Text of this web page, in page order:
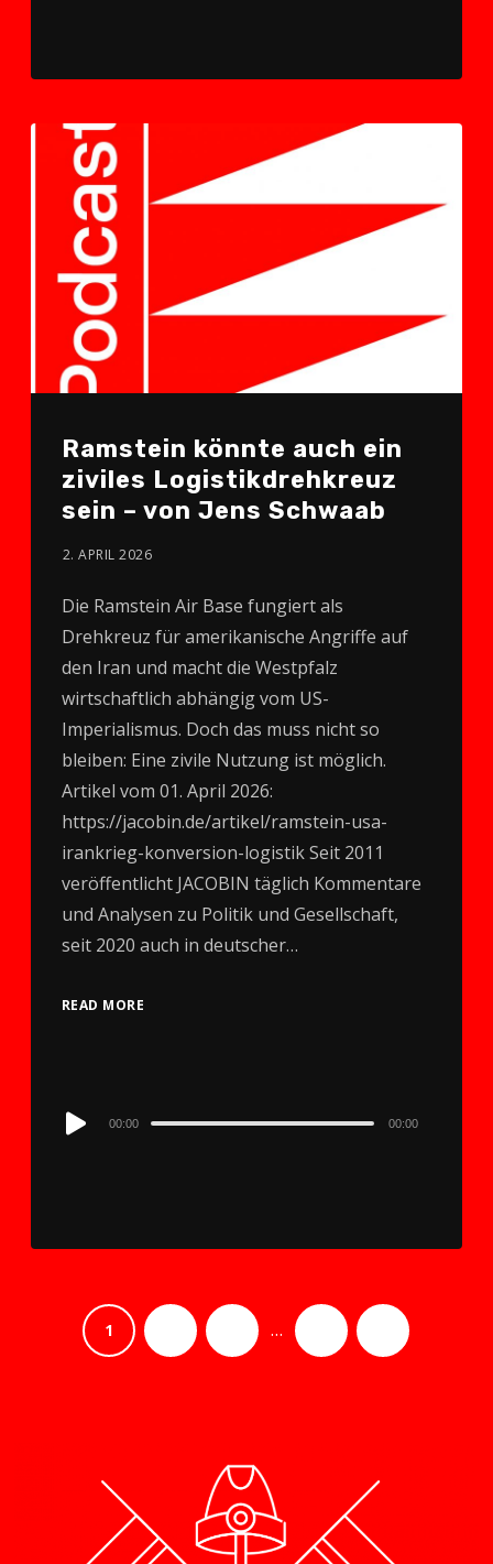
Ramstein könnte auch ein
ziviles Logistik­drehkreuz
sein – von Jens Schwaab
2. APRIL 2026
Die Ramstein Air Base fungiert als
Drehkreuz für amerikanische Angriffe auf
den Iran und macht die Westpfalz
wirtschaftlich abhängig vom US-
Imperialismus. Doch das muss nicht so
bleiben: Eine zivile Nutzung ist möglich.
Artikel vom 01. April 2026:
https://jacobin.de/artikel/ramstein-usa-
irankrieg-konversion-logistik Seit 2011
veröffentlicht JACOBIN täglich Kommentare
und Analysen zu Politik und Gesellschaft,
seit 2020 auch in deutscher…
READ MORE
Audio
00:00 00:00
1 …